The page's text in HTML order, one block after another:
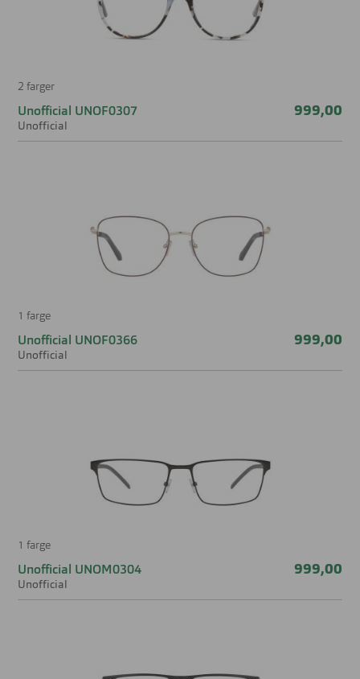
2 farger
Unofficial UNOF0307
Unofficial
999,00
1 farge
Unofficial UNOF0366
Unofficial
999,00
1 farge
Unofficial UNOM0304
Unofficial
999,00